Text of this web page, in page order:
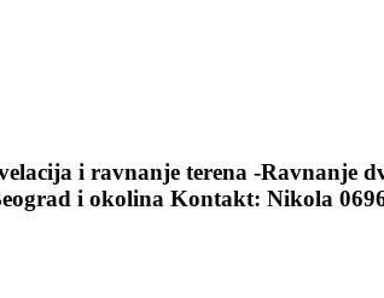
i ravnanje terena -Ravnanje
i okolina Kontakt: Nikola